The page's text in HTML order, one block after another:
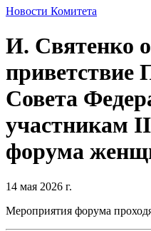
Новости Комитета
И. Святенко
приветствие
Совета
участникам
форума
14 мая 2026 г.
Мероприятия форума